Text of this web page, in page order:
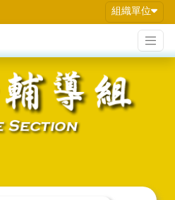
組織單位